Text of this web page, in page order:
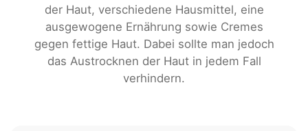
der Haut, verschiedene Hausmittel, eine
ausgewogene Ernährung sowie Cremes
gegen fettige Haut. Dabei sollte man jedoch
das Austrocknen der Haut in jedem Fall
verhindern.